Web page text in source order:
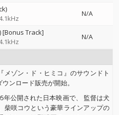
N/A
Track]
N/A
ゾン・ド・ヒミコ』のサウンドト
ンロード販売が開始。
年公開された日本映画で、 監督は犬
柴咲コウという豪華ラインアップの